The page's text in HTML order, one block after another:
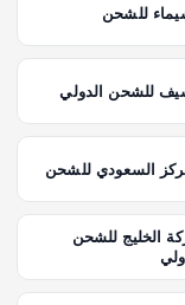
للشحن
للشحن الدولي
السعودي للشحن
الخليج للشحن